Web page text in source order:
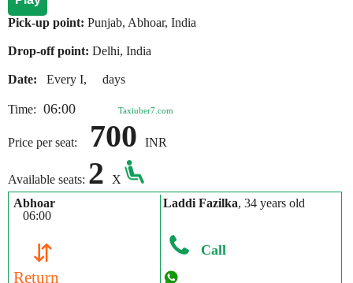
Pick-up point: Punjab, Abhoar, India
Drop-off point: Delhi, India
Date: Every I, days
Time: 06:00 Taxiuber7.com
Price per seat: 700 INR
Available seats: 2
X
Abhoar
06:00
⇵
Return
Laddi Fazilka, 34 years old
Call